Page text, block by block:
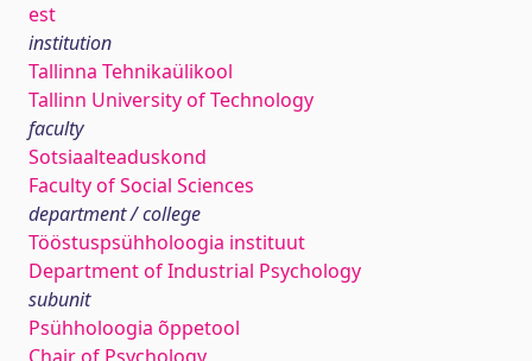
est
institution
Tallinna Tehnikaülikool
Tallinn University of Technology
faculty
Sotsiaalteaduskond
Faculty of Social Sciences
department / college
Tööstuspsühholoogia instituut
Department of Industrial Psychology
subunit
Psühholoogia õppetool